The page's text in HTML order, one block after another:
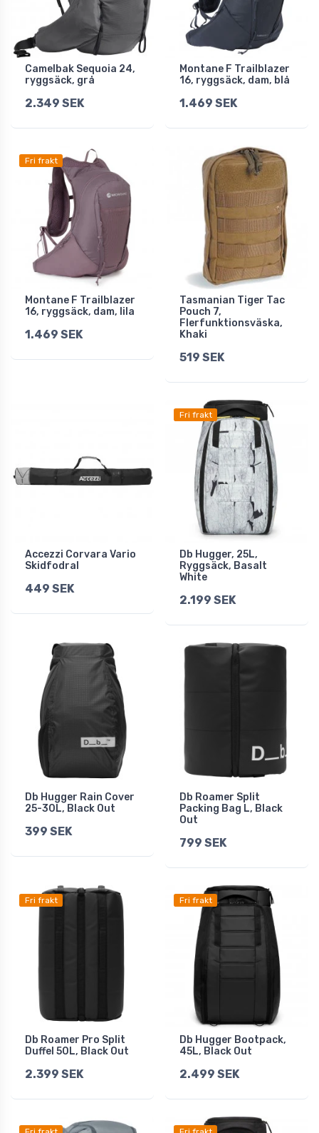
Camelbak Sequoia 24,
ryggsäck, grå
2.349 SEK
Montane F Trailblazer
16, ryggsäck, dam, blå
1.469 SEK
Fri frakt
Montane F Trailblazer
16, ryggsäck, dam, lila
1.469 SEK
Tasmanian Tiger Tac
Pouch 7,
Flerfunktionsväska,
Khaki
519 SEK
Accezzi Corvara Vario
Skidfodral
449 SEK
Fri frakt
Db Hugger, 25L,
Ryggsäck, Basalt
White
2.199 SEK
Db Hugger Rain Cover
25-30L, Black Out
399 SEK
Db Roamer Split
Packing Bag L, Black
Out
799 SEK
Fri frakt
Db Roamer Pro Split
Duffel 50L, Black Out
2.399 SEK
Fri frakt
Db Hugger Bootpack,
45L, Black Out
2.499 SEK